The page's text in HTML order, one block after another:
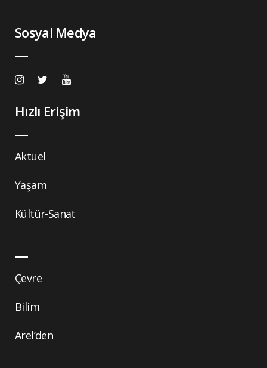
Sosyal Medya
Hızlı Erişim
Aktüel
Yaşam
Kültür-Sanat
Çevre
Bilim
Arel’den